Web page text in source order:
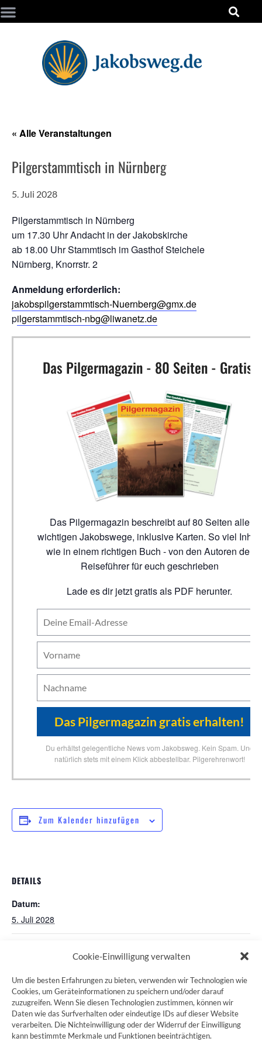
Cookie-Einwilligung verwalten
Um die besten Erfahrungen zu bieten, verwenden wir Technologien wie
Cookies, um Geräteinformationen zu speichern und/oder darauf
zuzugreifen. Wenn Sie diesen Technologien zustimmen, können wir
Daten wie das Surfverhalten oder eindeutige IDs auf dieser Website
verarbeiten. Die Nichteinwilligung oder der Widerruf der Einwilligung
kann bestimmte Merkmale und Funktionen beeinträchtigen.
« Alle Veranstaltungen
Pilgerstammtisch in Nürnberg
5. Juli 2028
Pilgerstammtisch in Nürnberg
um 17.30 Uhr Andacht in der Jakobskirche
ab 18.00 Uhr Stammtisch im Gasthof Steichele
Nürnberg, Knorrstr. 2
Anmeldung erforderlich:
jakobspilgerstammtisch-Nuernberg@gmx.de
pilgerstammtisch-nbg@liwanetz.de
Das Pilgermagazin - 80 Seiten - Gratis!
Das Pilgermagazin beschreibt auf 80 Seiten alle
wichtigen Jakobswege, inklusive Karten. So viel Inhalt
wie in einem richtigen Buch - von den Autoren der
Reiseführer für euch geschrieben
Lade es dir jetzt gratis als PDF herunter.
Du erhältst gelegentliche News vom Jakobsweg. Kein Spam. Und
natürlich stets mit einem Klick abbestellbar. Pilgerehrenwort!
Zum Kalender hinzufügen
DETAILS
Datum:
5. Juli 2028
Pilgertreff St. Martin in München Pilgertreff in Würzburg
ZUM JAKOBSWEG SHOP